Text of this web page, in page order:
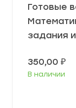
Готовые
задания
350,00 ₽
В наличии